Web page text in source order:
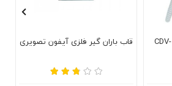
آیفون تصویری کوماکس CDV-
قاب باران گیر فلزی آیفون تصویری